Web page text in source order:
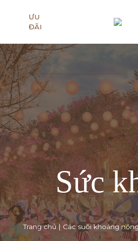
ƯU
ĐÃI
Sức
Trang chủ| Các suối khoáng